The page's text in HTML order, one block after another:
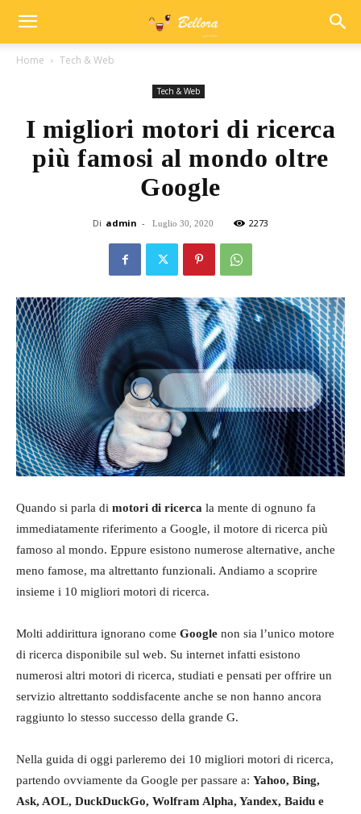
Home Tech & Web
Tech & Web
I migliori motori di ricerca
più famosi al mondo oltre
Google
Di admin - Luglio 30, 2020 2273
Quando si parla di motori di ricerca la mente di ognuno fa
immediatamente riferimento a Google, il motore di ricerca più
famoso al mondo. Eppure esistono numerose alternative, anche
meno famose, ma altrettanto funzionali. Andiamo a scoprire
insieme i 10 migliori motori di ricerca.
Molti addirittura ignorano come Google non sia l’unico motore
di ricerca disponibile sul web. Su internet infatti esistono
numerosi altri motori di ricerca, studiati e pensati per offrire un
servizio altrettanto soddisfacente anche se non hanno ancora
raggiunto lo stesso successo della grande G.
Nella guida di oggi parleremo dei 10 migliori motori di ricerca,
partendo ovviamente da Google per passare a: Yahoo, Bing,
Ask, AOL, DuckDuckGo, Wolfram Alpha, Yandex, Baidu e